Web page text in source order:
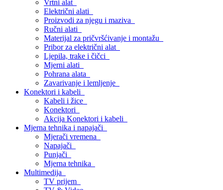
Vrtni alat
Električni alati
Proizvodi za njegu i maziva
Ručni alati
Materijal za pričvršćivanje i montažu
Pribor za električni alat
Ljepila, trake i čičci
Mjerni alati
Pohrana alata
Zavarivanje i lemljenje
Konektori i kabeli
Kabeli i žice
Konektori
Akcija Konektori i kabeli
Mjerna tehnika i napajači
Mjerači vremena
Napajači
Punjači
Mjerna tehnika
Multimedija
TV prijem